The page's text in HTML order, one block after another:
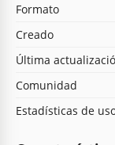
Formato
Creado
Última
Comunidad
Estadísticas de